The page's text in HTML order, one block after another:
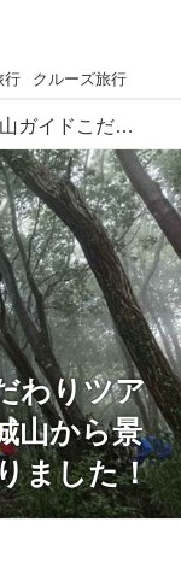
行 クルーズ旅行
【山旅会・登山ガイドこだわりツアー】添乗員からの便り・城山から景信山ツアーにいってまいりました！
わりツア
山から景
ました！